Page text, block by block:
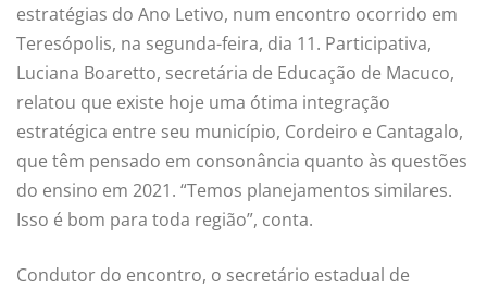
estratégias do Ano Letivo, num encontro ocorrido em
Teresópolis, na segunda-feira, dia 11. Participativa,
Luciana Boaretto, secretária de Educação de Macuco,
relatou que existe hoje uma ótima integração
estratégica entre seu município, Cordeiro e Cantagalo,
que têm pensado em consonância quanto às questões
do ensino em 2021. “Temos planejamentos similares.
Isso é bom para toda região”, conta.
Condutor do encontro, o secretário estadual de